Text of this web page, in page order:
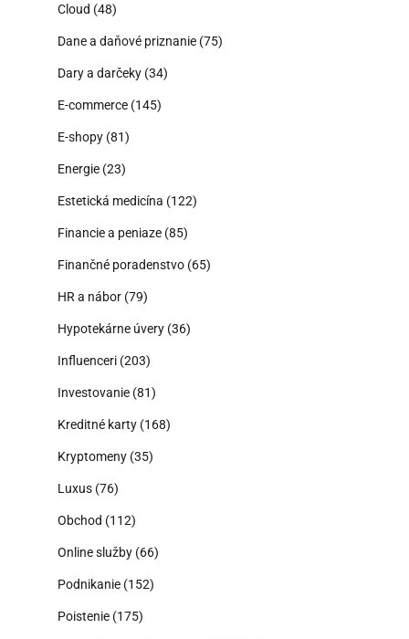
Cloud (48)
Dane a daňové priznanie (75)
Dary a darčeky (34)
E-commerce (145)
E-shopy (81)
Energie (23)
Estetická medicína (122)
Financie a peniaze (85)
Finančné poradenstvo (65)
HR a nábor (79)
Hypotekárne úvery (36)
Influenceri (203)
Investovanie (81)
Kreditné karty (168)
Kryptomeny (35)
Luxus (76)
Obchod (112)
Online služby (66)
Podnikanie (152)
Poistenie (175)